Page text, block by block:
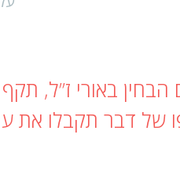
באורי ז”ל,
של דבר תקבלו את